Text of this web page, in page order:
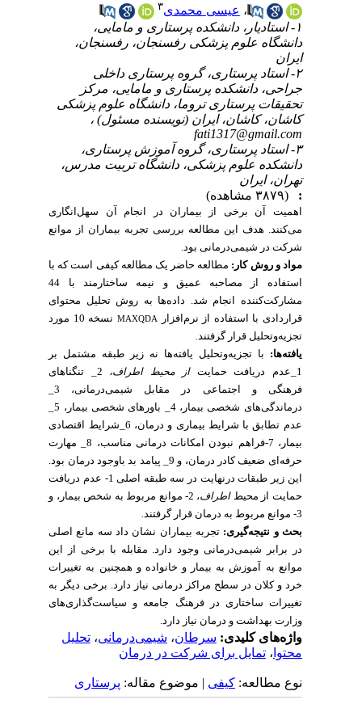
،عیسی محمدی
۱- استادیار، دانشکده پرستاری و مامایی،
دانشگاه علوم پزشکی رفسنجان، رفسنجان،
ایران
۲- استاد پرستاری، گروه پرستاری داخلی
جراحی، دانشکده پرستاری و مامایی، مرکز
تحقیقات پرستاری تروما، دانشگاه علوم پزشکی
کاشان، کاشان، ایران (نویسنده مسئول) ،
fati1317@gmail.com
۳- استاد پرستاری، گروه آموزش پرستاری،
دانشکده علوم پزشکی، دانشگاه تربیت مدرس،
تهران، ایران
اهمیت آن برخی از بیماران در انجام آن سهل‌انگاری
می‌کنند. هدف این مطالعه بررسیتجربه بیماران از موانع
شرکت در شیمی‌درمانی بود.
مواد و روش کار:مطالعه حاضر یک مطالعه کیفی است که با
استفاده از مصاحبه عمیق و نیمه ساختارمند با44
مشارکت‌کنندهانجام شد. داده‌ها به روش تحلیل محتوای
قراردادی با استفاده از نرم‌افزار
MAXQDA
نسخه 10 مورد
تجزیه‌وتحلیل قرار گرفتند.
یافته‌ها:
با تجزیه‌وتحلیل یافته‌ها نه زیر طبقه مشتمل بر
عدم دریافت حمایتاز محیط اطراف،
2_ تنگناهای
فرهنگی و اجتماعی در مقابل شیمی‌درمانی،
درماندگی‌های شخصی بیمار، 4_
باورهای شخصی بیمار، 5_
عدم تطابق با شرایط بیماری و درمان، 6_شرایط اقتصادی
بیمار، 7-
فراهم نبودن امکانات درمانی مناسب، 8_ مهارت
حرفه‌ای ضعیف کادر درمان، و 9_ پیامد بد باوجود درمان بود.
این زیر طبقات درنهایت درسه طبقه اصلی 1-
عدم دریافت
حمایت از محیطاطراف، 2- موانع مربوط به شخص بیمار، و
موانع مربوط به درمانقرار گرفتند.
بحث و نتیجه‌گیری:تجربه بیماران نشان داد سه مانع اصلی
در برابر شیمی‌درمانی وجود دارد . مقابله بابرخی از این
موانع به آموزش به بیمار و خانواده و همچنین به تغییرات
خرد و کلان در سطح مراکز درمانی نیاز دارد. برخی دیگر به
تغییرات ساختاری در فرهنگ جامعه و سیاست‌گذاری‌های
وزارت بهداشت و درمان نیاز دارد.
واژه‌های کلیدی:سرطان،شیمی‌درمانی،تحلیل
محتوا، تمایل برای شرکت در درمان
نوع مطالعه:کیفی| موضوع مقاله:پرستاری